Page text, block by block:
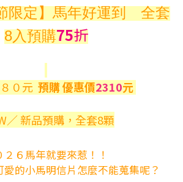
限定】馬年好運到
全套
8入預購75折
０元 預購 優惠價2310元
／ 新品預購，全套8顆
２６馬年就要來惹！！
的小馬明信片怎麼不能蒐集呢？